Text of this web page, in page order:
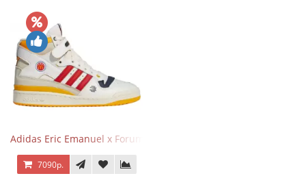
Adidas Eric Emanuel x Forum 84 High Mcdonald’s
7090р.